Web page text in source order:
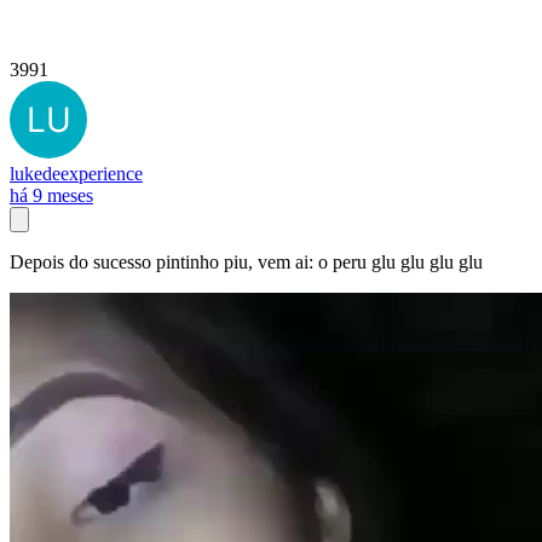
3991
lukedeexperience
há 9 meses
Depois do sucesso pintinho piu, vem ai: o peru glu glu glu glu